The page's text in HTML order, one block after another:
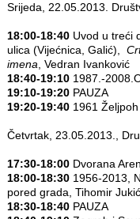
Srijeda, 22.05.2013.
18:00-18:40Uvod u treći
ulica (Vijećnica, Galić),
imena , Vedran Ivanković
18:40-19:101987.-
19:10-19:20PAUZA
19:20-19:401961 Željpoh
Četvrtak, 23.05.2013.,
17:30-18:00Dvorana
18:00-18:301956-2013,
pored grada, Tihomir Jukić
18:30-18:40PAUZA